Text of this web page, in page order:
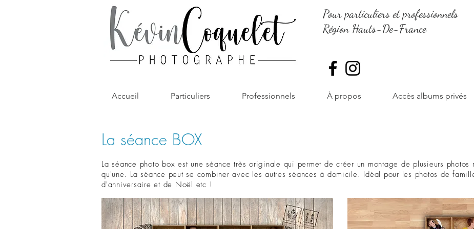
Pour particuliers et professionnels
Région Hauts-De-France
Accueil Particuliers Professionnels À propos Accès albums privés
La séance BOX
La séance photo box est une séance très originale qui permet de créer un montage de plusieurs photos
qu'une. La séance peut se combiner avec les autres séances à domicile. Idéal pour les photos de
d'anniversaire et de Noël etc !